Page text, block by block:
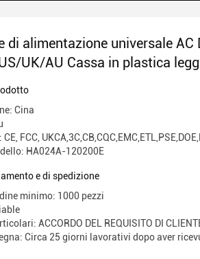
di alimentazione universale AC
UK/AU Cassa in plastica
gratuito incluso
Cina
FCC,
HA024A-120200E
e di spedizione
minimo: 1000 pezzi
ACCORDO DEL REQUISITO DI
Circa 25 giorni lavorativi dopo aver